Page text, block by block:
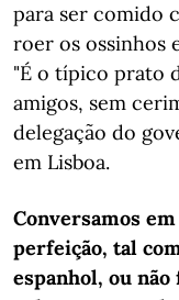
para ser comido
roer os ossinhos
"É o típico prato
amigos, sem
delegação do
em Lisboa.
Conversamos
perfeição, tal
espanhol, ou